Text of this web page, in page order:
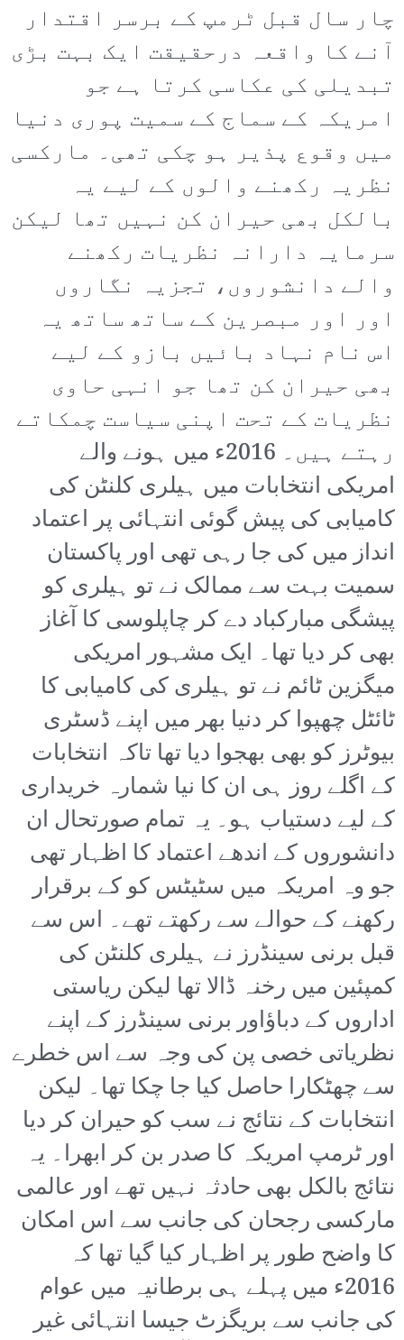
چار سال قبل ٹرمپ کے برسر اقتدار
آنے کا واقعہ درحقیقت ایک بہت بڑی
تبدیلی کی عکاسی کرتا ہے جو
امریکہ کے سماج کے سمیت پوری دنیا
میں وقوع پذیر ہو چکی تھی۔ مارکسی
نظریہ رکھنے والوں کے لیے یہ
بالکل بھی حیران کن نہیں تھا لیکن
سرمایہ دارانہ نظریات رکھنے
والے دانشوروں، تجزیہ نگاروں
اور اور مبصرین کے ساتھ ساتھ یہ
اس نام نہاد بائیں بازو کے لیے
بھی حیران کن تھا جو انہی حاوی
نظریات کے تحت اپنی سیاست چمکاتے
رہتے ہیں۔ 2016ء میں ہونے والے
امریکی انتخابات میں ہیلری کلنٹن کی
کامیابی کی پیش گوئی انتہائی پر اعتماد
انداز میں کی جا رہی تھی اور پاکستان
سمیت بہت سے ممالک نے تو ہیلری کو
پیشگی مبارکباد دے کر چاپلوسی کا آغاز
بھی کر دیا تھا۔ ایک مشہور امریکی
میگزین ٹائم نے تو ہیلری کی کامیابی کا
ٹائٹل چھپوا کر دنیا بھر میں اپنے ڈسٹری
بیوٹرز کو بھی بھجوا دیا تھا تاکہ انتخابات
کے اگلے روز ہی ان کا نیا شمارہ خریداری
کے لیے دستیاب ہو۔ یہ تمام صورتحال ان
دانشوروں کے اندھے اعتماد کا اظہار تھی
جو وہ امریکہ میں سٹیٹس کو کے برقرار
رکھنے کے حوالے سے رکھتے تھے۔ اس سے
قبل برنی سینڈرز نے ہیلری کلنٹن کی
کمپئین میں رخنہ ڈالا تھا لیکن ریاستی
اداروں کے دباؤاور برنی سینڈرز کے اپنے
نظریاتی خصی پن کی وجہ سے اس خطرے
سے چھٹکارا حاصل کیا جا چکا تھا۔ لیکن
انتخابات کے نتائج نے سب کو حیران کر دیا
اور ٹرمپ امریکہ کا صدر بن کر ابھرا۔ یہ
نتائج بالکل بھی حادثہ نہیں تھے اور عالمی
مارکسی رجحان کی جانب سے اس امکان
کا واضح طور پر اظہار کیا گیا تھا کہ
2016ء میں پہلے ہی برطانیہ میں عوام
کی جانب سے بریگزٹ جیسا انتہائی غیر